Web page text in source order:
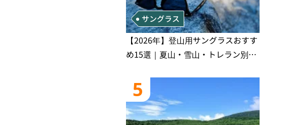
サングラス
【2026年】登山用サングラスおすす
め15選｜夏山・雪山・トレラン別、
5